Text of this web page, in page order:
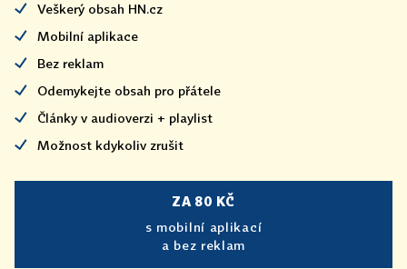
Veškerý obsah HN.cz
Mobilní aplikace
Bez reklam
Odemykejte obsah pro přátele
Články v audioverzi + playlist
Možnost kdykoliv zrušit
ZA 80 KČ
s mobilní aplikací
a bez reklam